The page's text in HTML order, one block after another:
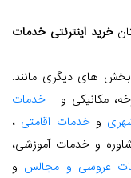
خرید اینترنتی خدمات
های دیگری مانند:
مکانیکی و ...خدمات
وخدمات اقامتی ،
و خدمات آموزشی،
عروسی و مجالس و